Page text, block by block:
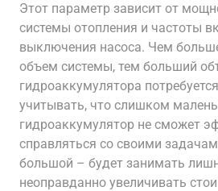
Этот параметр зависит от
системы отопления и частоты
выключения насоса. Чем
объем системы, тем больший
гидроаккумулятора
учитывать, что слишком
гидроаккумулятор не сможет
справляться со своими
большой – будет занимать
неоправданно увеличивать